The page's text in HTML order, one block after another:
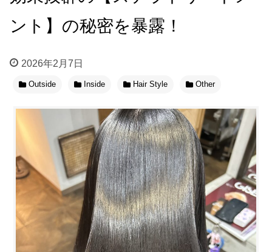
ント】の秘密を暴露！
2026年2月7日
Outside Inside Hair Style Other